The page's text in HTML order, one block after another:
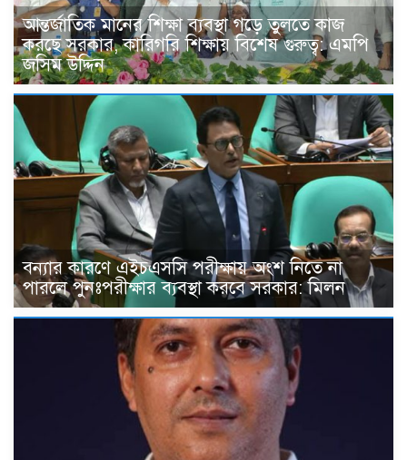
আন্তর্জাতিক মানের শিক্ষা ব্যবস্থা গড়ে তুলতে কাজ
করছে সরকার, কারিগরি শিক্ষায় বিশেষ গুরুত্ব: এমপি
জসিম উদ্দিন
বন্যার কারণে এইচএসসি পরীক্ষায় অংশ নিতে না
পারলে পুনঃপরীক্ষার ব্যবস্থা করবে সরকার: মিলন